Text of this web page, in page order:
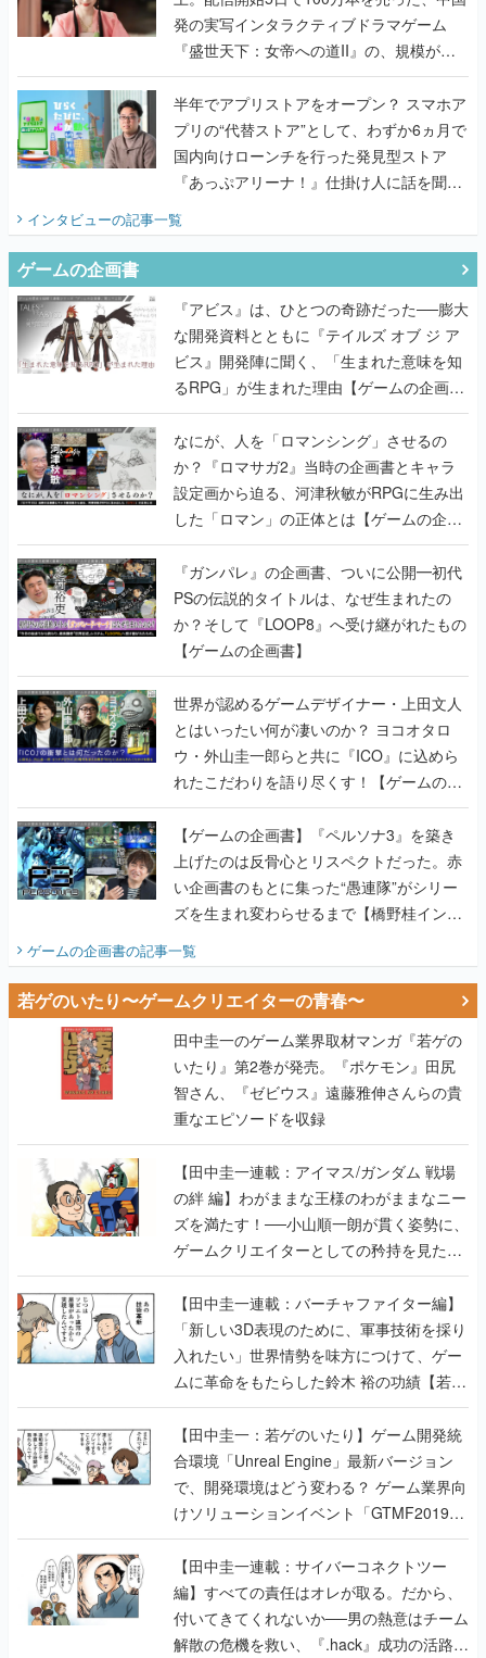
発の実写インタラクティブドラマゲーム
『盛世天下：女帝への道II』の、規模が違
うこだわりをプロデューサーに聞いた
半年でアプリストアをオープン？ スマホア
プリの“代替ストア”として、わずか6ヵ月で
国内向けローンチを行った発見型ストア
『あっぷアリーナ！』仕掛け人に話を聞い
てみた
インタビューの記事一覧
ゲームの企画書
『アビス』は、ひとつの奇跡だった──膨大
な開発資料とともに『テイルズ オブ ジ ア
ビス』開発陣に聞く、「生まれた意味を知
るRPG」が生まれた理由【ゲームの企画
書】
なにが、人を「ロマンシング」させるの
か？『ロマサガ2』当時の企画書とキャラ
設定画から迫る、河津秋敏がRPGに生み出
した「ロマン」の正体とは【ゲームの企画
書】
『ガンパレ』の企画書、ついに公開━初代
PSの伝説的タイトルは、なぜ生まれたの
か？そして『LOOP8』へ受け継がれたもの
【ゲームの企画書】
世界が認めるゲームデザイナー・上田文人
とはいったい何が凄いのか？ ヨコオタロ
ウ・外山圭一郎らと共に『ICO』に込めら
れたこだわりを語り尽くす！【ゲームの企
画書】
【ゲームの企画書】『ペルソナ3』を築き
上げたのは反骨心とリスペクトだった。赤
い企画書のもとに集った“愚連隊”がシリー
ズを生まれ変わらせるまで【橋野桂インタ
ビュー】
ゲームの企画書の記事一覧
若ゲのいたり〜ゲームクリエイターの青春〜
田中圭一のゲーム業界取材マンガ『若ゲの
いたり』第2巻が発売。『ポケモン』田尻
智さん、『ゼビウス』遠藤雅伸さんらの貴
重なエピソードを収録
【田中圭一連載：アイマス/ガンダム 戦場
の絆 編】わがままな王様のわがままなニー
ズを満たす！──小山順一朗が貫く姿勢に、
ゲームクリエイターとしての矜持を見た
【若ゲのいたり最終回】
【田中圭一連載：バーチャファイター編】
「新しい3D表現のために、軍事技術を採り
入れたい」世界情勢を味方につけて、ゲー
ムに革命をもたらした鈴木 裕の功績【若ゲ
のいたり】
【田中圭一：若ゲのいたり】ゲーム開発統
合環境「Unreal Engine」最新バージョン
で、開発環境はどう変わる？ ゲーム業界向
けソリューションイベント「GTMF2019」
に行って、より理解を深めよう【PR】
【田中圭一連載：サイバーコネクトツー
編】すべての責任はオレが取る。だから、
付いてきてくれないか──男の熱意はチーム
解散の危機を救い、『.hack』成功の活路を